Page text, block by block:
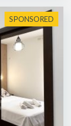
SPONSORED